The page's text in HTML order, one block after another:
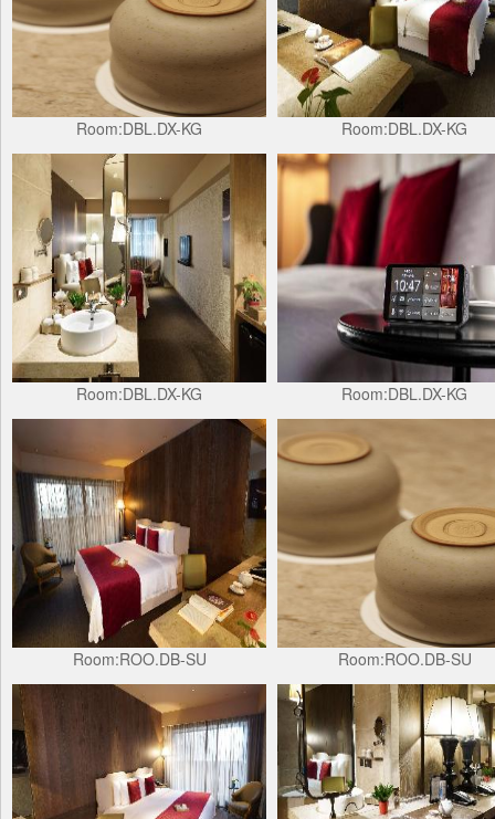
Room:DBL.DX-KG Room:DBL.DX-KG
Room:DBL.DX-KG Room:DBL.DX-KG
Room:ROO.DB-SU Room:ROO.DB-SU